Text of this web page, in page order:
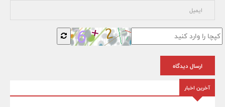
ارسال دیدگاه
آخرین اخبار